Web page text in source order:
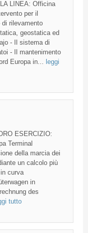
LINEA: Officina
per il
rilevamento
geostatica ed
- Il sistema di
- Il mantenimento
Europa in...
leggi
ESERCIZIO:
Terminal
della marcia dei
un calcolo più
curva
in
des
tutto